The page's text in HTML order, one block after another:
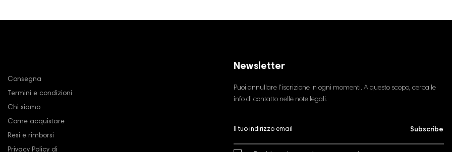
Consegna
Termini e condizioni
Chi siamo
Come acquistare
Resi e rimborsi
Privacy Policy di
Newsletter
Puoi annullare l'iscrizione in ogni momenti. A questo scopo, cerca le
info di contatto nelle note legali.
Subscribe